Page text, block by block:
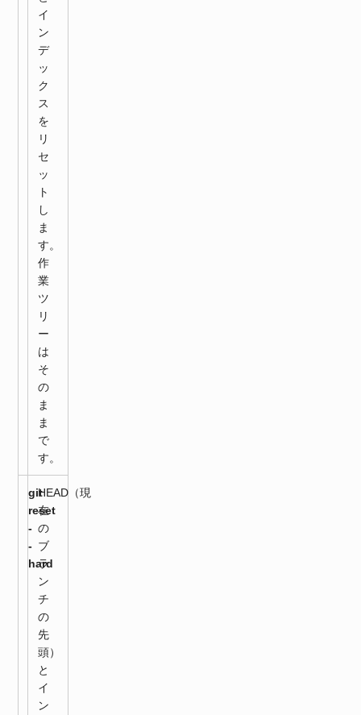
イ
ン
デ
ッ
ク
ス
を
リ
セ
ッ
ト
し
ま
す。
作
業
ツ
リ
ー
は
そ
の
ま
ま
で
す。
git
reset
-
-
hard
HEAD（現
在
の
ブ
ラ
ン
チ
の
先
頭）
と
イ
ン